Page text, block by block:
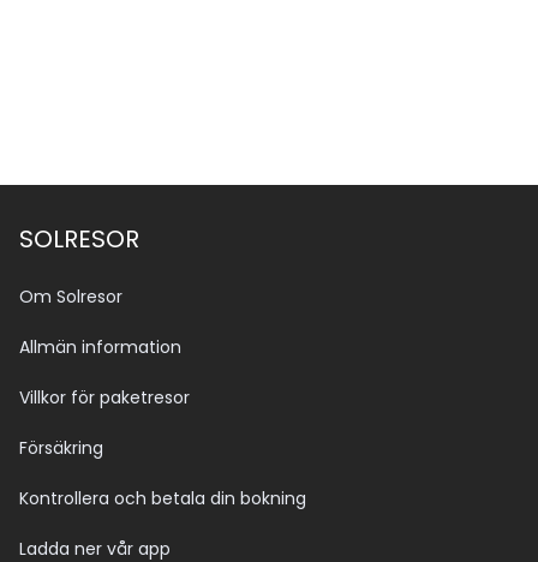
SOLRESOR
Om Solresor
Allmän information
Villkor för paketresor
Försäkring
Kontrollera och betala din bokning
Ladda ner vår app